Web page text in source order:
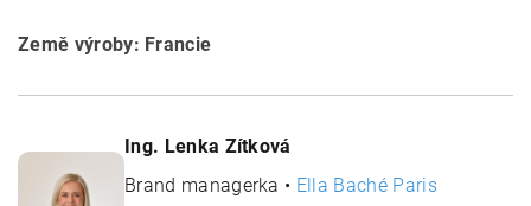
Země výroby: Francie
Ing. Lenka Zítková
Brand managerka • Ella Baché Paris